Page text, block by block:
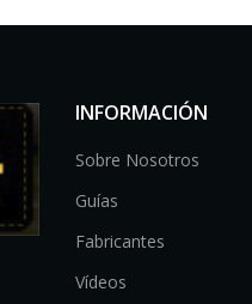
INFORMACIÓN
Sobre Nosotros
Guías
Fabricantes
Vídeos